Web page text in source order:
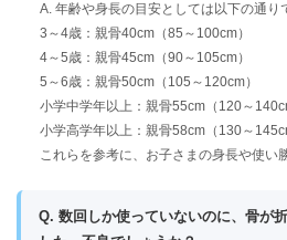
A. 年齢や身長の目安としては以下の通り
3～4歳：親骨40cm（85～100cm）
4～5歳：親骨45cm（90～105cm）
5～6歳：親骨50cm（105～120cm）
小学中学年以上：親骨55cm（120～
小学高学年以上：親骨58cm（130～
これらを参考に、お子さまの身長や使い
Q. 数回しか使っていないのに、骨が